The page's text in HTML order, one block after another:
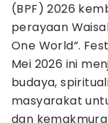
(BPF) 2026
perayaan
One World”.
Mei 2026 ini
budaya,
masyarakat
dan